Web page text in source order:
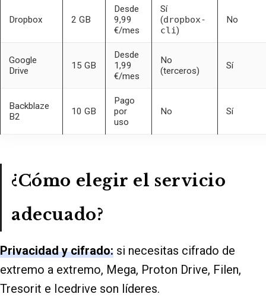
Dropbox 2 GB
Desde
9,99
€/mes
Sí
(dropbox-
cli)
No
Google
Drive
15 GB
Desde
1,99
€/mes
No
(terceros)
Sí
Backblaze
B2
10 GB
Pago
por
uso
No Sí
¿Cómo elegir el servicio
adecuado?
Privacidad y cifrado: si necesitas cifrado de
extremo a extremo, Mega, Proton Drive, Filen,
Tresorit e Icedrive son líderes.